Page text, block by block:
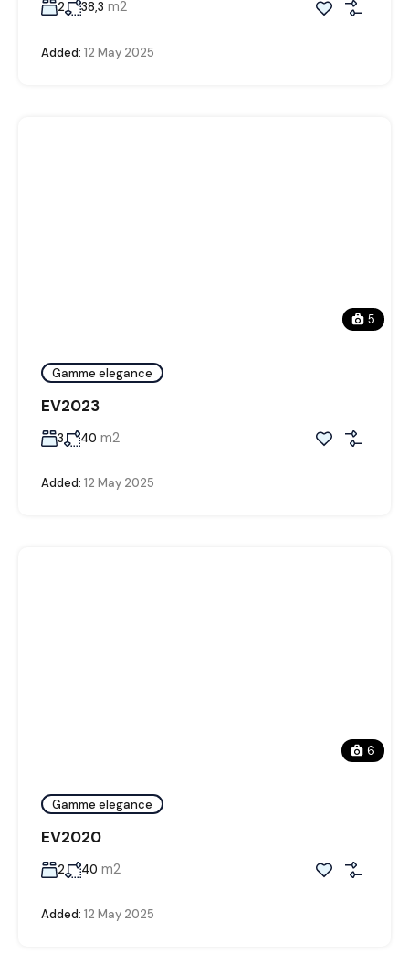
2 38,3 m2
Added: 12 May 2025
5
Gamme elegance
EV2023
3 40 m2
Added: 12 May 2025
6
Gamme elegance
EV2020
2 40 m2
Added: 12 May 2025